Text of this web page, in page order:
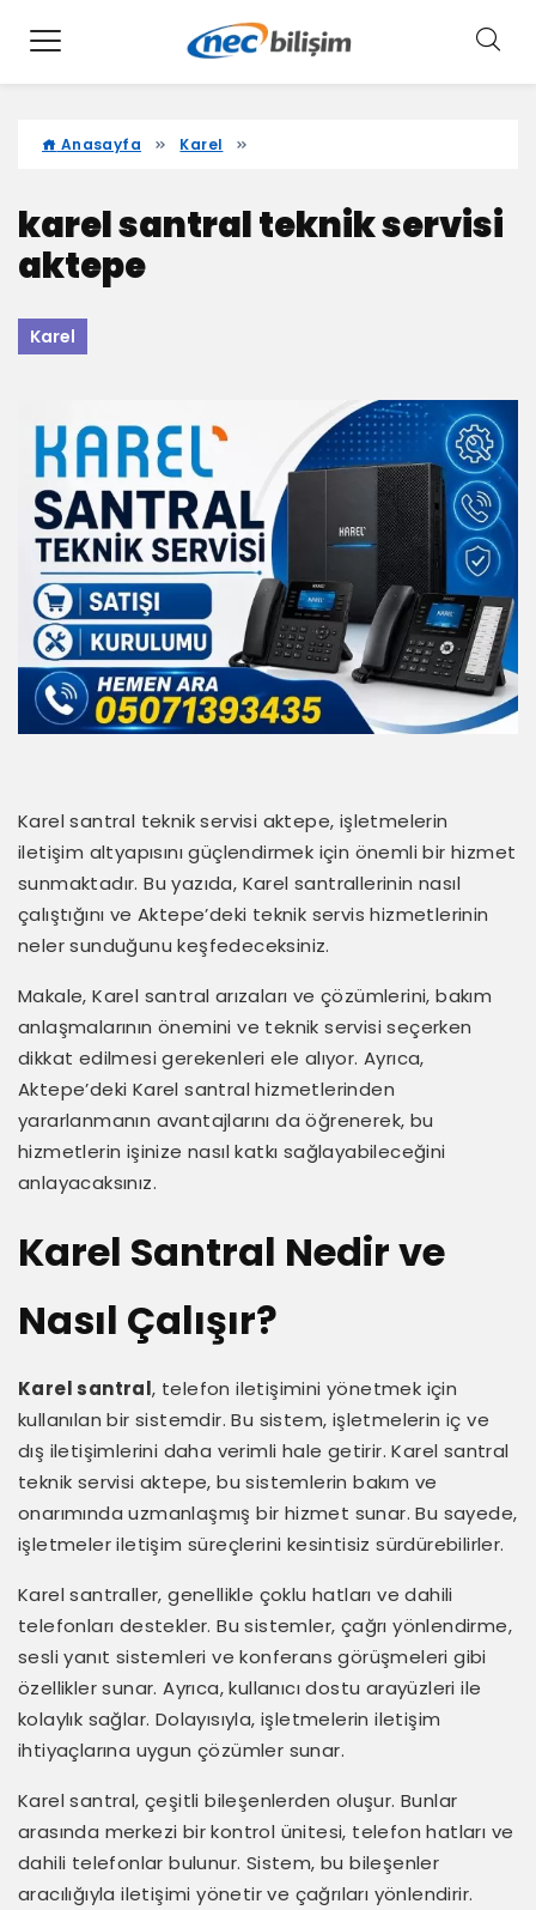
Anasayfa Karel
karel santral teknik servisi
aktepe
Karel
Karel santral teknik servisi aktepe, işletmelerin
iletişim altyapısını güçlendirmek için önemli bir hizmet
sunmaktadır. Bu yazıda, Karel santrallerinin nasıl
çalıştığını ve Aktepe’deki teknik servis hizmetlerinin
neler sunduğunu keşfedeceksiniz.
Makale, Karel santral arızaları ve çözümlerini, bakım
anlaşmalarının önemini ve teknik servisi seçerken
dikkat edilmesi gerekenleri ele alıyor. Ayrıca,
Aktepe’deki Karel santral hizmetlerinden
yararlanmanın avantajlarını da öğrenerek, bu
hizmetlerin işinize nasıl katkı sağlayabileceğini
anlayacaksınız.
Karel Santral Nedir ve
Nasıl Çalışır?
Karel santral, telefon iletişimini yönetmek için
kullanılan bir sistemdir. Bu sistem, işletmelerin iç ve
dış iletişimlerini daha verimli hale getirir. Karel santral
teknik servisi aktepe, bu sistemlerin bakım ve
onarımında uzmanlaşmış bir hizmet sunar. Bu sayede,
işletmeler iletişim süreçlerini kesintisiz sürdürebilirler.
Karel santraller, genellikle çoklu hatları ve dahili
telefonları destekler. Bu sistemler, çağrı yönlendirme,
sesli yanıt sistemleri ve konferans görüşmeleri gibi
özellikler sunar. Ayrıca, kullanıcı dostu arayüzleri ile
kolaylık sağlar. Dolayısıyla, işletmelerin iletişim
ihtiyaçlarına uygun çözümler sunar.
Karel santral, çeşitli bileşenlerden oluşur. Bunlar
arasında merkezi bir kontrol ünitesi, telefon hatları ve
dahili telefonlar bulunur. Sistem, bu bileşenler
aracılığıyla iletişimi yönetir ve çağrıları yönlendirir.